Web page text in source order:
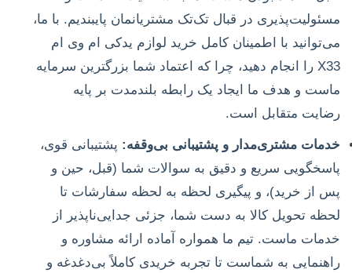
مسئولیت‌پذیری در قبال تک‌تک مشتریانمان پایبندیم. با ما،
می‌توانید با اطمینان کامل خرید لوازم یدکی ام وی ام
X33 را انجام دهید، چرا که اعتماد شما بزرگترین سرمایه
ماست و هدف ما ایجاد یک رابطه بلندمدت بر پایه
رضایت متقابل است.
خدمات مشتری‌مدار و پشتیبانی بی‌وقفه: پشتیبانی قوی،
پاسخگویی سریع و دقیق به سوالات شما (قبل، حین و
پس از خرید)، و پیگیری لحظه به لحظه سفارشات تا
لحظه تحویل کالا به دست شما، جزئی جدایی‌ناپذیر از
خدمات ماست. تیم ما همواره آماده ارائه مشاوره و
راهنمایی به شماست تا تجربه خریدی کاملاً بی‌دغدغه و